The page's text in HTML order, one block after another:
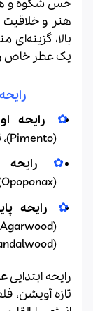
حس شکوه و
هنر و
بالا،
یک عطر خاص
رایحه
رایحه
(Pimento)، ترنج (Bergamot)
رایحه
(Opoponax)، عنبر (Amber)، لابدانیوم (Labdanum)
رایحه
(Sandalwood)
رایحه ابتدایی
تازه آویشن،